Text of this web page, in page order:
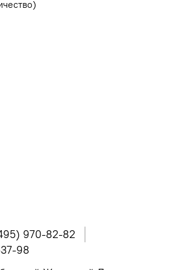
970-82-82
98